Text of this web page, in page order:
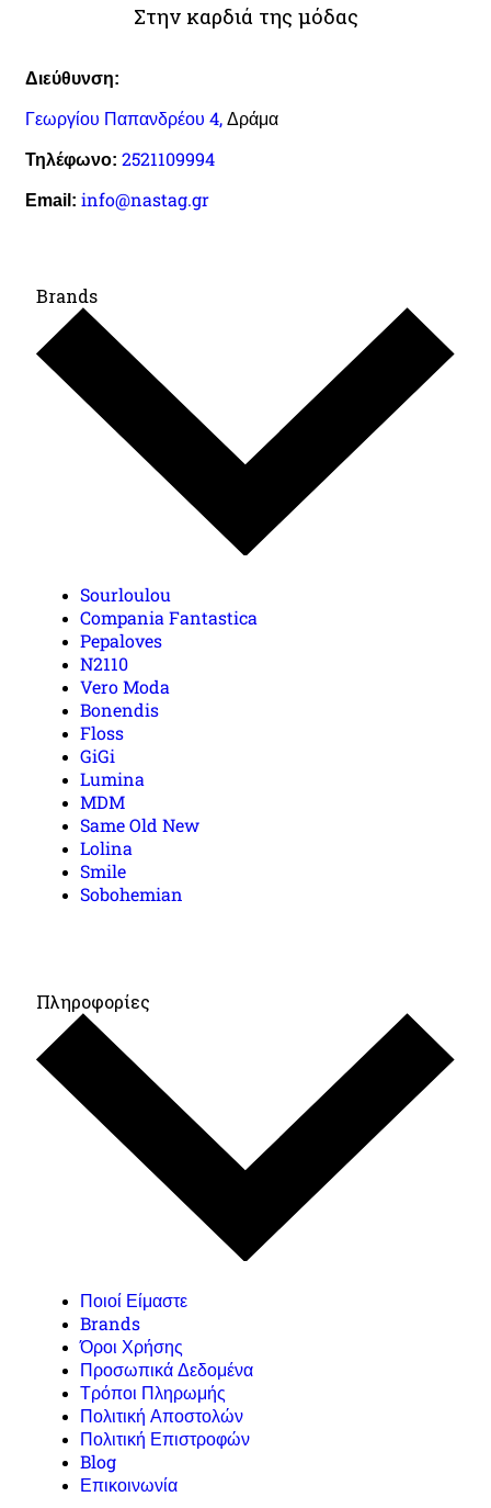
Στην καρδιά της μόδας
Διεύθυνση:
Γεωργίου Παπανδρέου 4,Δράμα
Τηλέφωνο: 2521109994
Email: info@nastag.gr
Brands
Sourloulou
Compania Fantastica
Pepaloves
N2110
Vero Moda
Bonendis
Floss
GiGi
Lumina
MDM
Same Old New
Lolina
Smile
Sobohemian
Πληροφορίες
Ποιοί Είμαστε
Brands
Όροι Χρήσης
Προσωπικά Δεδομένα
Τρόποι Πληρωμής
Πολιτική Αποστολών
Πολιτική Επιστροφών
Blog
Επικοινωνία